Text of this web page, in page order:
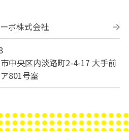
ボ株式会社
中央区内淡路町2-4-17 大手前
801号室